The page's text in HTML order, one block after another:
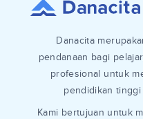
Danacita
pendanaan bagi
profesional untuk
pendidikan
Kami bertujuan untuk